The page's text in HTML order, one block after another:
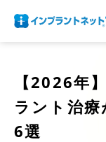
【2026年
ラント治
6選